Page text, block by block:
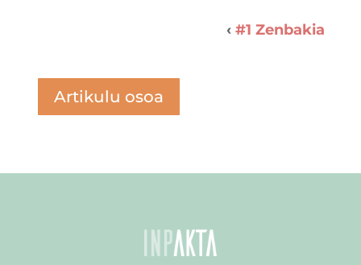
‹#1
Artikulu osoa